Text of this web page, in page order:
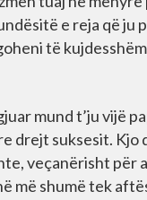
e reja që ju
të
mund t’ju vijë
drejt suksesit. Kjo
veçanërisht për
më shumë tek